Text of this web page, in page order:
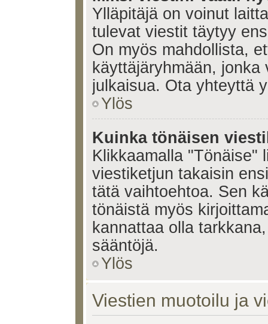
Ylläpitäjä on voinut
tulevat viestit täytyy
On myös mahdollista,
käyttäjäryhmään,
julkaisua. Ota yhteyttä
Ylös
Kuinka tönäisen
Klikkaamalla "Tönäise"
viestiketjun takaisin
tätä vaihtoehtoa. Sen
tönäistä myös
kannattaa olla
sääntöjä.
Ylös
Viestien muotoilu ja